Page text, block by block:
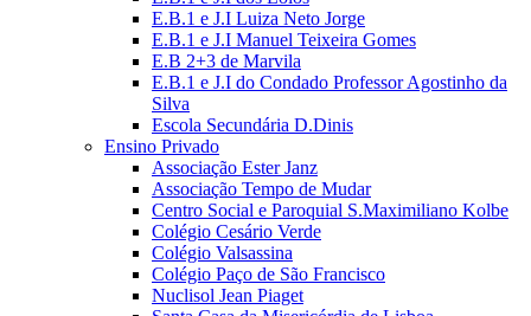
E.B.1 e J.I Luiza Neto Jorge
E.B.1 e J.I Manuel Teixeira Gomes
E.B 2+3 de Marvila
E.B.1 e J.I do Condado Professor Agostinho da
Silva
Escola Secundária D.Dinis
Ensino Privado
Associação Ester Janz
Associação Tempo de Mudar
Centro Social e Paroquial S.Maximiliano Kolbe
Colégio Cesário Verde
Colégio Valsassina
Colégio Paço de São Francisco
Nuclisol Jean Piaget